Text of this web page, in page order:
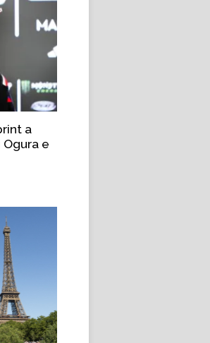
a
e